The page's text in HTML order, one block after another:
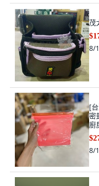
茂
8/
[
密
廚
矽
8/